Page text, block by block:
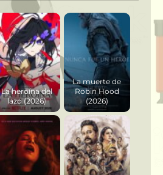
La heroína del
lazo (2026)
La muerte de
Robin Hood
(2026)